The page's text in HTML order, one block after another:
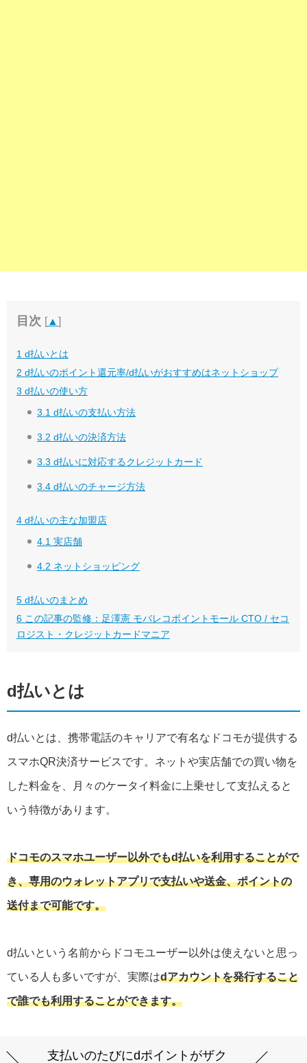
目次 [▲ ]
1 d払いとは
2 d払いのポイント還元率/d払いがおすすめはネットショップ
3 d払いの使い方
3.1 d払いの支払い方法
3.2 d払いの決済方法
3.3 d払いに対応するクレジットカード
3.4 d払いのチャージ方法
4 d払いの主な加盟店
4.1 実店舗
4.2 ネットショッピング
5 d払いのまとめ
6 この記事の監修：足澤憲 モバレコポイントモール CTO / セコ
ロジスト・クレジットカードマニア
d払いとは
d払いとは、携帯電話のキャリアで有名なドコモが提供する
スマホQR決済サービスです。ネットや実店舗での買い物を
した料金を、月々のケータイ料金に上乗せして支払えると
いう特徴があります。
ドコモのスマホユーザー以外でもd払いを利用することがで
き、専用のウォレットアプリで支払いや送金、ポイントの
送付まで可能です。
d払いという名前からドコモユーザー以外は使えないと思っ
ている人も多いですが、実際はdアカウントを発行すること
で誰でも利用することができます。
支払いのたびにdポイントがザク